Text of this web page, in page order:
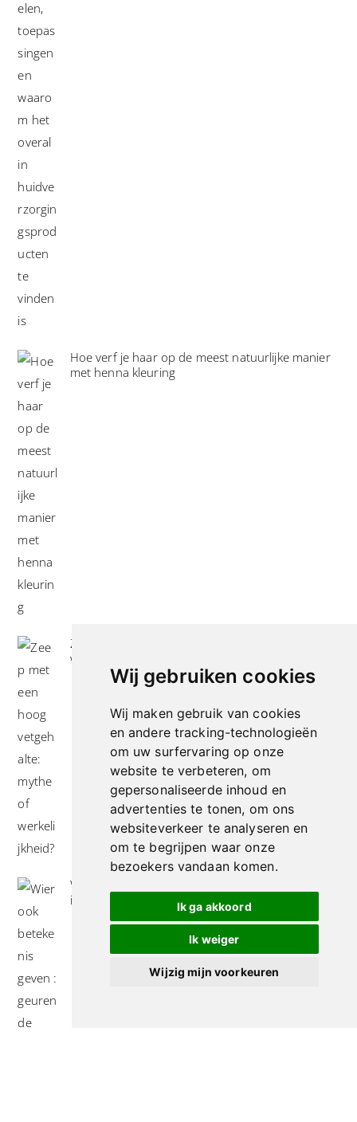
Wij gebruiken cookies
Wij maken gebruik van cookies
en andere tracking-technologieën
om uw surfervaring op onze
website te verbeteren, om
gepersonaliseerde inhoud en
advertenties te tonen, om ons
websiteverkeer te analyseren en
om te begrijpen waar onze
bezoekers vandaan komen.
Ik ga akkoord
Ik weiger
Wijzig mijn voorkeuren
Hoe verf je haar op de meest natuurlijke manier
met henna kleuring
Zeep met een hoog vetgehalte: mythe of
werkelijkheid?
Wierook betekenis geven : geurende avonturen
in je huis